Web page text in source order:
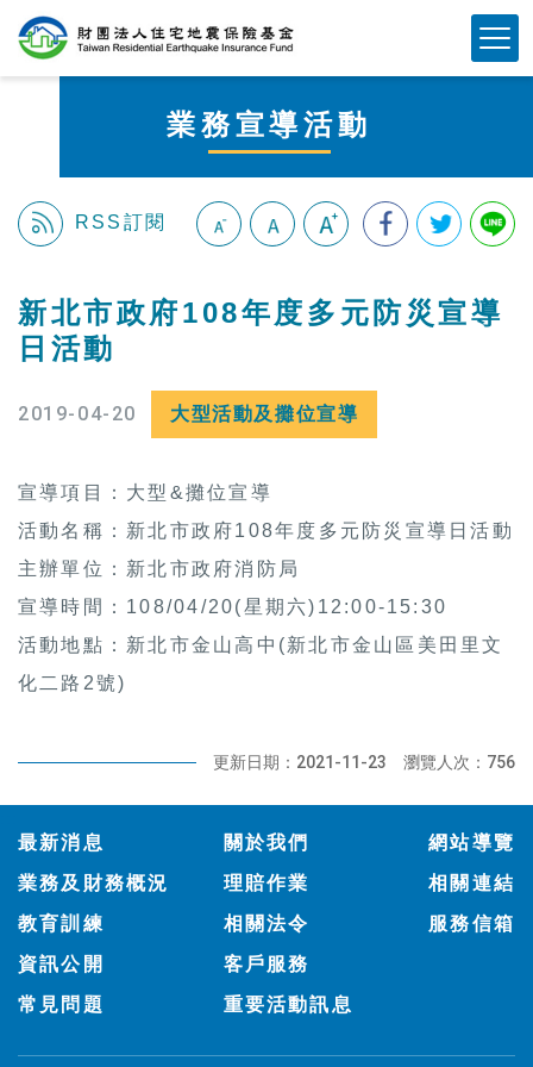
業務宣導活動
RSS訂閱
新北市政府108年度多元防災宣導
日活動
2019-04-20 大型活動及攤位宣導
宣導項目：大型&攤位宣導
活動名稱：新北市政府108年度多元防災宣導日活動
主辦單位：新北市政府消防局
宣導時間：108/04/20(星期六)12:00-15:30
活動地點：新北市金山高中(新北市金山區美田里文
化二路2號)
更新日期：2021-11-23 瀏覽人次：756
最新消息
關於我們
業務及財務概況
理賠作業
教育訓練
相關法令
資訊公開
客戶服務
常見問題
重要活動訊息
網站導覽
相關連結
服務信箱